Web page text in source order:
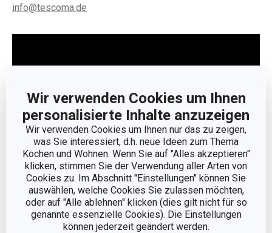
Wir verwenden Cookies um Ihnen
personalisierte Inhalte anzuzeigen
Wir verwenden Cookies um Ihnen nur das zu zeigen,
was Sie interessiert, d.h. neue Ideen zum Thema
Kochen und Wohnen. Wenn Sie auf "Alles akzeptieren"
klicken, stimmen Sie der Verwendung aller Arten von
Cookies zu. Im Abschnitt "Einstellungen" können Sie
auswählen, welche Cookies Sie zulassen möchten,
oder auf "Alle ablehnen" klicken (dies gilt nicht für so
genannte essenzielle Cookies). Die Einstellungen
können jederzeit geändert werden.
info@tescoma.de
Weniger anzeigen